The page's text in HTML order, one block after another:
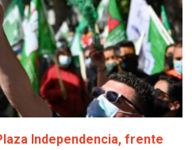
Independencia, frente